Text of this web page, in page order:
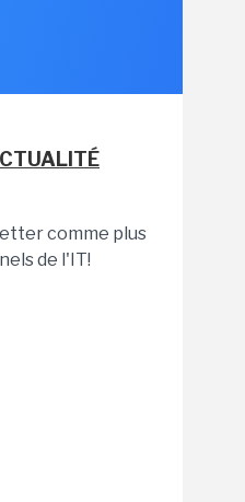
comme plus
de l'IT!